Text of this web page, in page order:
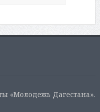
«Молодежь Дагестана».